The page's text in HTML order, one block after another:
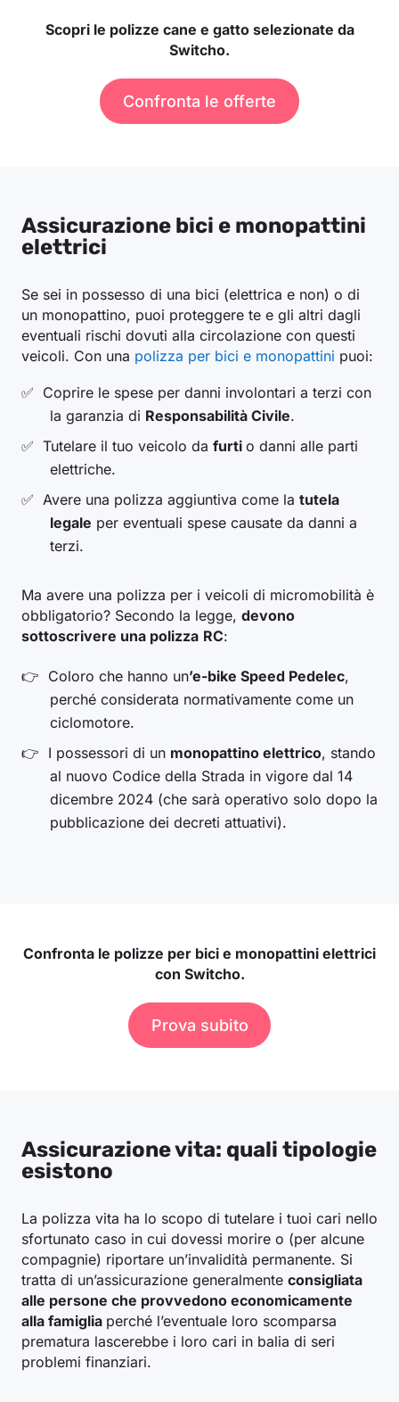
Scopri le polizze cane e gatto selezionate da
Switcho.
Confronta le offerte
Assicurazione bici e monopattini
elettrici
Se sei in possesso di una bici (elettrica e non) o di
un monopattino, puoi proteggere te e gli altri dagli
eventuali rischi dovuti alla circolazione con questi
veicoli. Con una polizza per bici e monopattini puoi:
Coprire le spese per danni involontari a terzi con
la garanzia di Responsabilità Civile.
Tutelare il tuo veicolo da furti o danni alle parti
elettriche.
Avere una polizza aggiuntiva come la tutela
legale per eventuali spese causate da danni a
terzi.
Ma avere una polizza per i veicoli di micromobilità è
obbligatorio? Secondo la legge, devono
sottoscrivere una polizza RC:
Coloro che hanno un’e-bike Speed Pedelec,
perché considerata normativamente come un
ciclomotore.
I possessori di un monopattino elettrico, stando
al nuovo Codice della Strada in vigore dal 14
dicembre 2024 (che sarà operativo solo dopo la
pubblicazione dei decreti attuativi).
Confronta le polizze per bici e monopattini elettrici
con Switcho.
Prova subito
Assicurazione vita: quali tipologie
esistono
La polizza vita ha lo scopo di tutelare i tuoi cari nello
sfortunato caso in cui dovessi morire o (per alcune
compagnie) riportare un’invalidità permanente. Si
tratta di un’assicurazione generalmente consigliata
alle persone che provvedono economicamente
alla famiglia perché l’eventuale loro scomparsa
prematura lascerebbe i loro cari in balia di seri
problemi finanziari.